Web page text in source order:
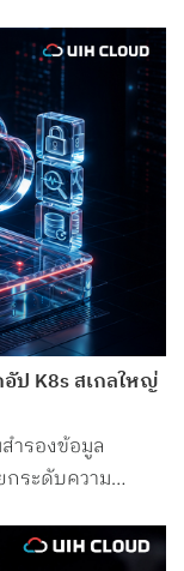
อัป K8s สเกลใหญ่
ำรองข้อมูล
กระดับความ